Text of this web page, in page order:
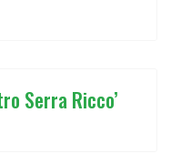
Serra Ricco’